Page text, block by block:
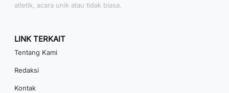
atletik, acara unik atau tidak biasa.
LINK TERKAIT
Tentang Kami
Redaksi
Kontak